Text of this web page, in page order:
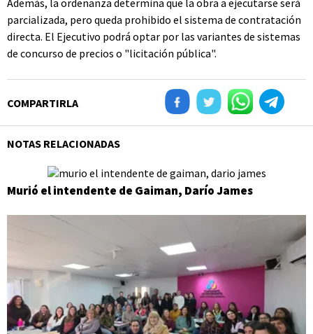
Además, la ordenanza determina que la obra a ejecutarse será
parcializada, pero queda prohibido el sistema de contratación
directa. El Ejecutivo podrá optar por las variantes de sistemas
de concurso de precios o "licitación pública".
COMPARTIRLA
NOTAS RELACIONADAS
Murió el intendente de Gaiman, Darío James